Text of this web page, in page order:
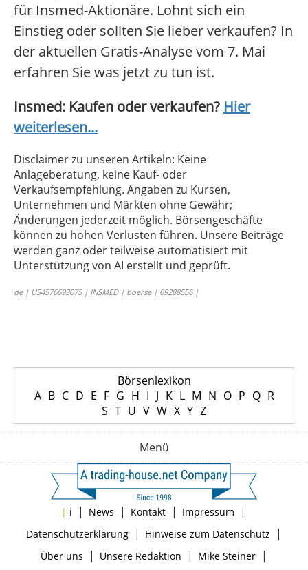
für Insmed-Aktionäre. Lohnt sich ein
Einstieg oder sollten Sie lieber verkaufen? In
der aktuellen Gratis-Analyse vom 7. Mai
erfahren Sie was jetzt zu tun ist.
Insmed: Kaufen oder verkaufen? Hier
weiterlesen...
Disclaimer zu unseren Artikeln: Keine
Anlageberatung, keine Kauf- oder
Verkaufsempfehlung. Angaben zu Kursen,
Unternehmen und Märkten ohne Gewähr;
Änderungen jederzeit möglich. Börsengeschäfte
können zu hohen Verlusten führen. Unsere Beiträge
werden ganz oder teilweise automatisiert mit
Unterstützung von AI erstellt und geprüft.
de | US4576693075 | INSMED | boerse | 69288556 |
Börsenlexikon
A B C D E F G H I J K L M N O P Q R
S T U V W X Y Z
Menü
| i | News | Kontakt | Impressum |
Datenschutzerklärung| Hinweise zum Datenschutz |
Über uns | Unsere Redaktion | Mike Steiner|